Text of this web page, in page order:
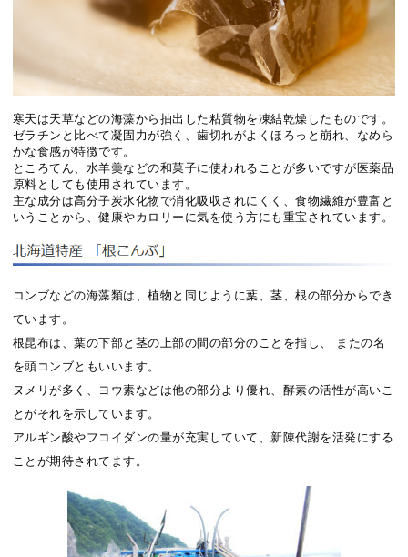
寒天は天草などの海藻から抽出した粘質物を凍結乾燥したものです。
ゼラチンと比べて凝固力が強く、歯切れがよくほろっと崩れ、なめら
かな食感が特徴です。
ところてん、水羊羮などの和菓子に使われることが多いですが医薬品
原料としても使用されています。
主な成分は高分子炭水化物で消化吸収されにくく、食物繊維が豊富と
いうことから、健康やカロリーに気を使う方にも重宝されています。
コンブなどの海藻類は、植物と同じように葉、茎、根の部分からでき
ています。
根昆布は、葉の下部と茎の上部の間の部分のことを指し、 またの名
を頭コンブともいいます。
ヌメリが多く、ヨウ素などは他の部分より優れ、酵素の活性が高いこ
とがそれを示しています。
アルギン酸やフコイダンの量が充実していて、新陳代謝を活発にする
ことが期待されてます。